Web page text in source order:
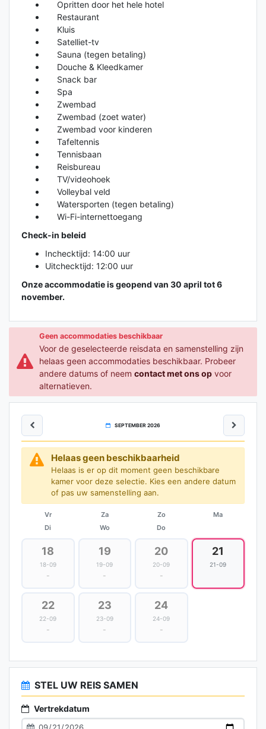
Opritten door het hele hotel
Restaurant
Kluis
Satelliet-tv
Sauna (tegen betaling)
Douche & Kleedkamer
Snack bar
Spa
Zwembad
Zwembad (zoet water)
Zwembad voor kinderen
Tafeltennis
Tennisbaan
Reisbureau
TV/videohoek
Volleybal veld
Watersporten (tegen betaling)
Wi-Fi-internettoegang
Check-in beleid
Inchecktijd: 14:00 uur
Uitchecktijd: 12:00 uur
Onze accommodatie is geopend van 30 april tot 6
november.
Geen accommodaties beschikbaar
Voor de geselecteerde reisdata en samenstelling zijn
helaas geen accommodaties beschikbaar. Probeer
andere datums of neem contact met ons opvoor
alternatieven.
SEPTEMBER 2026
Helaas geen beschikbaarheid
Helaas is er op dit moment geen beschikbare
kamer voor deze selectie. Kies een andere datum
of pas uw samenstelling aan.
Vr Za Zo
Ma
Di
Wo Do
18
18-09
-
19
19-09
-
20
20-09
-
21
21-09
22
22-09
-
23
23-09
-
24
24-09
-
STEL UW REIS SAMEN
Vertrekdatum